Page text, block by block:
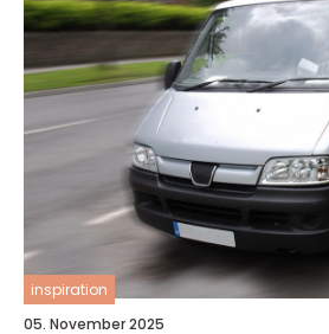
inspiration
05. November 2025